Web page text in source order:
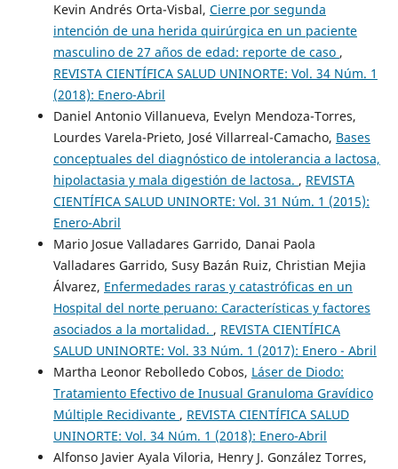
Kevin Andrés Orta-Visbal, Cierre por segunda
intención de una herida quirúrgica en un paciente
masculino de 27 años de edad: reporte de caso ,
REVISTA CIENTÍFICA SALUD UNINORTE: Vol. 34 Núm. 1
(2018): Enero-Abril
Daniel Antonio Villanueva, Evelyn Mendoza-Torres,
Lourdes Varela-Prieto, José Villarreal-Camacho, Bases
conceptuales del diagnóstico de intolerancia a lactosa,
hipolactasia y mala digestión de lactosa. , REVISTA
CIENTÍFICA SALUD UNINORTE: Vol. 31 Núm. 1 (2015):
Enero-Abril
Mario Josue Valladares Garrido, Danai Paola
Valladares Garrido, Susy Bazán Ruiz, Christian Mejia
Álvarez, Enfermedades raras y catastróficas en un
Hospital del norte peruano: Características y factores
asociados a la mortalidad. , REVISTA CIENTÍFICA
SALUD UNINORTE: Vol. 33 Núm. 1 (2017): Enero - Abril
Martha Leonor Rebolledo Cobos, Láser de Diodo:
Tratamiento Efectivo de Inusual Granuloma Gravídico
Múltiple Recidivante , REVISTA CIENTÍFICA SALUD
UNINORTE: Vol. 34 Núm. 1 (2018): Enero-Abril
Alfonso Javier Ayala Viloria, Henry J. González Torres,